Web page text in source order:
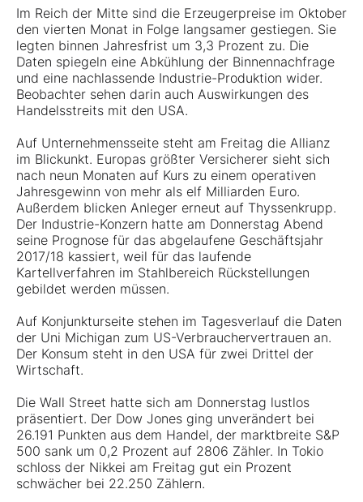
Im Reich der Mitte sind die Erzeugerpreise im Oktober
den vierten Monat in Folge langsamer gestiegen. Sie
legten binnen Jahresfrist um 3,3 Prozent zu. Die
Daten spiegeln eine Abkühlung der Binnennachfrage
und eine nachlassende Industrie-Produktion wider.
Beobachter sehen darin auch Auswirkungen des
Handelsstreits mit den USA.
Auf Unternehmensseite steht am Freitag die Allianz
im Blickunkt. Europas größter Versicherer sieht sich
nach neun Monaten auf Kurs zu einem operativen
Jahresgewinn von mehr als elf Milliarden Euro.
Außerdem blicken Anleger erneut auf Thyssenkrupp.
Der Industrie-Konzern hatte am Donnerstag Abend
seine Prognose für das abgelaufene Geschäftsjahr
2017/18 kassiert, weil für das laufende
Kartellverfahren im Stahlbereich Rückstellungen
gebildet werden müssen.
Auf Konjunkturseite stehen im Tagesverlauf die Daten
der Uni Michigan zum US-Verbrauchervertrauen an.
Der Konsum steht in den USA für zwei Drittel der
Wirtschaft.
Die Wall Street hatte sich am Donnerstag lustlos
präsentiert. Der Dow Jones ging unverändert bei
26.191 Punkten aus dem Handel, der marktbreite S&P
500 sank um 0,2 Prozent auf 2806 Zähler. In Tokio
schloss der Nikkei am Freitag gut ein Prozent
schwächer bei 22.250 Zählern.